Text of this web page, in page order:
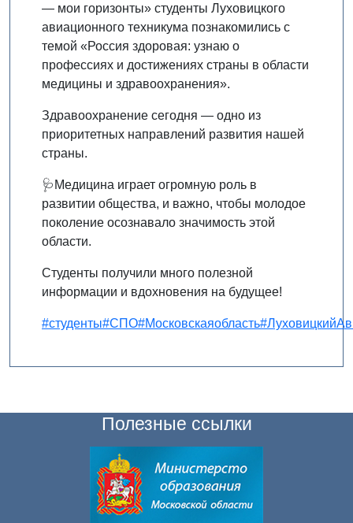
— мои горизонты» студенты Луховицкого
авиационного техникума познакомились с
темой «Россия здоровая: узнаю о
профессиях и достижениях страны в области
медицины и здравоохранения».
Здравоохранение сегодня — одно из
приоритетных направлений развития нашей
страны.
🩺Медицина играет огромную роль в
развитии общества, и важно, чтобы молодое
поколение осознавало значимость этой
области.
Студенты получили много полезной
информации и вдохновения на будущее!
#студенты#СПО#Московскаяобласть
Полезные ссылки